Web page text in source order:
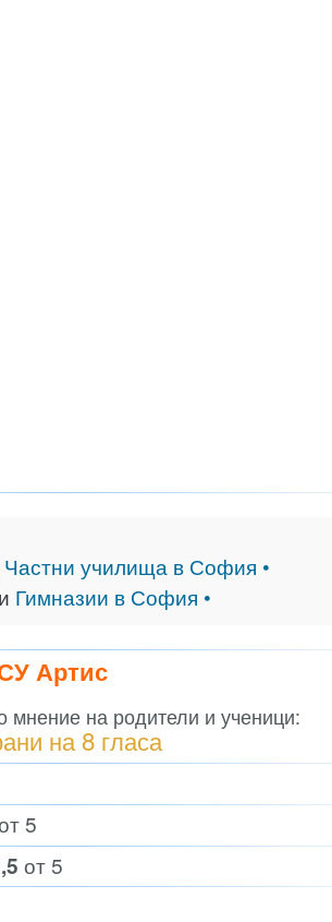
Частни училища в София •
Гимназии в София •
Артис
на родители и ученици:
на 8 гласа
5
от 5